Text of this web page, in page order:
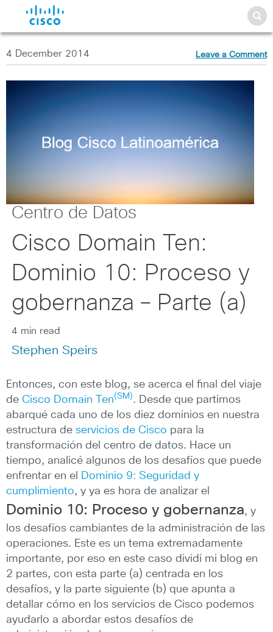
4 December 2014 Leave a Comment
Centro de Datos
Cisco Domain Ten:
Dominio 10: Proceso y
gobernanza – Parte (a)
4 min read
Stephen Speirs
Entonces, con este blog, se acerca el final del viaje
de Cisco Domain Ten(SM). Desde que partimos
abarqué cada uno de los diez dominios en nuestra
estructura de servicios de Cisco para la
transformación del centro de datos. Hace un
tiempo, analicé algunos de los desafíos que puede
enfrentar en el
Dominio 9: Seguridad y
cumplimiento, y ya es hora de analizar el
Dominio 10: Proceso y gobernanza, y
los desafíos cambiantes de la administración de las
operaciones. Este es un tema extremadamente
importante, por eso en este caso dividí mi blog en
2 partes, con esta parte (a) centrada en los
desafíos, y la parte siguiente (b) que apunta a
detallar cómo en los servicios de Cisco podemos
ayudarlo a abordar estos desafíos de